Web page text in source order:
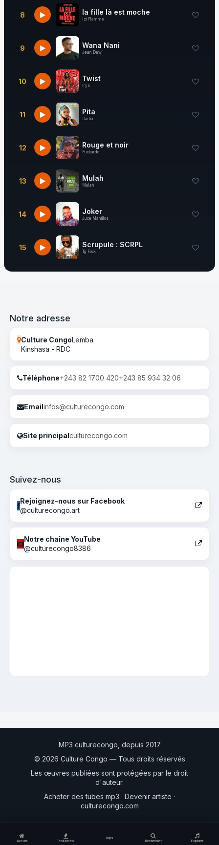
8 la fille là est moche
Izi Flamme
9 Wana Nani
Jean Dawi
10 Twist
Irys
11 Pita
Darba
12 Rouge et noir
Fuckardo
13 Mulah
Mulah
14 Joker
Juce Mahillos
15 Scrupule : SCRPL
Tg Fock
Notre adresse
Culture CongoLemba
Kinshasa - RDC
Téléphone+243 82 1700 420+243 85 934 32 06
Emailinfos@culturecongo.com
Site principalculturecongo.com
Suivez-nous
Rejoignez-nous sur Facebook
@culturecongo.art
Notre chaîne YouTube
@culturecongo8386
Accueil Tendances
Tops
Rechercher Explorer
MP3 culturecongo, depuis 2017
© 2026 Culture Congo — Tous droits réservés
Les œuvres publiées sont protégées par le droit
d'auteur.
Acheter des tubes mp3 · Devenir artiste ·
culturecongo.com